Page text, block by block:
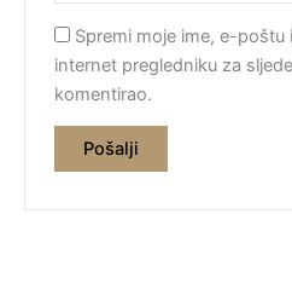
Spremi moje ime, e-
internet pregledniku za
komentirao.